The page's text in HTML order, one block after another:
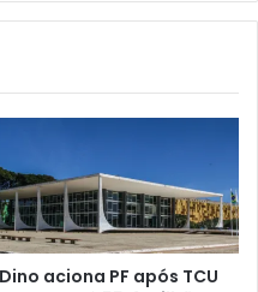
Dino aciona PF após TCU